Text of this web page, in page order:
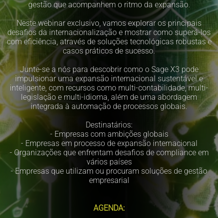
gestão que acompanhem o ritmo da expansão.
Neste webinar exclusivo, vamos explorar os principais
desafios da internacionalização e mostrar como superá-los
com eficiência, através de soluções tecnológicas robustas e
casos práticos de sucesso.
Junte-se a nós para descobrir como o Sage X3 pode
impulsionar uma expansão internacional sustentável e
inteligente, com recursos como multi-contabilidade, multi-
legislação e multi-idioma, além de uma abordagem
integrada à automação de processos globais.
Destinatários:
- Empresas com ambições globais
- Empresas em processo de expansão internacional
- Organizações que enfrentam desafios de compliance em
vários países
- Empresas que utilizam ou procuram soluções de gestão
empresarial
AGENDA: